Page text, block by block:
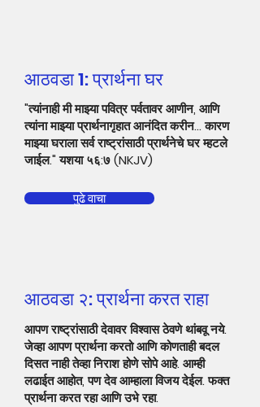
आठवडा 1: प्रार्थना घर
"त्यांनाही मी माझ्या पवित्र पर्वतावर आणीन, आणि
त्यांना माझ्या प्रार्थनागृहात आनंदित करीन... कारण
माझ्या घराला सर्व राष्ट्रांसाठी प्रार्थनेचे घर म्हटले
जाईल." यशया ५६:७ (NKJV)
पुढे वाचा
आठवडा २: प्रार्थना करत राहा
आपण राष्ट्रांसाठी देवावर विश्वास ठेवणे थांबवू नये.
जेव्हा आपण प्रार्थना करतो आणि कोणताही बदल
दिसत नाही तेव्हा निराश होणे सोपे आहे. आम्ही
लढाईत आहोत, पण देव आम्हाला विजय देईल. फक्त
प्रार्थना करत रहा आणि उभे रहा.